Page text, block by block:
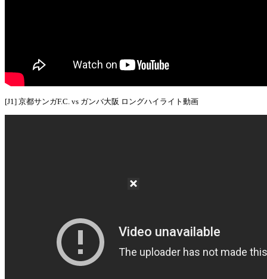
[J1] 京都サンガF.C. vs ガンバ大阪 ロングハイライト動画